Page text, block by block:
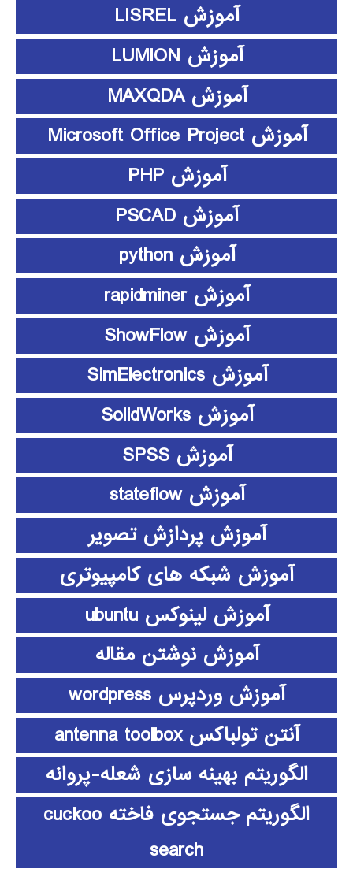
آموزش LISREL
آموزش LUMION
آموزش MAXQDA
آموزش Microsoft Office Project
آموزش PHP
آموزش PSCAD
آموزش python
آموزش rapidminer
آموزش ShowFlow
آموزش SimElectronics
آموزش SolidWorks
آموزش SPSS
آموزش stateflow
آموزش پردازش تصویر
آموزش شبکه های کامپیوتری
آموزش لینوکس ubuntu
آموزش نوشتن مقاله
آموزش وردپرس wordpress
آنتن تولباکس antenna toolbox
الگوریتم بهینه سازی شعله-پروانه
الگوریتم جستجوی فاخته cuckoo
search